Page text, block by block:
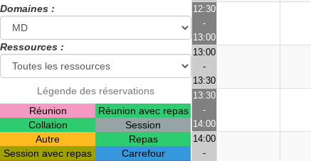
Domaines :
Ressources :
Légende des réservations
Réunion
Réunion avec repas
Collation
Session
Autre
Repas
Session avec repas
Carrefour
12:30
-
13:00
13:00
-
13:30
13:30
-
14:00
14:00
-